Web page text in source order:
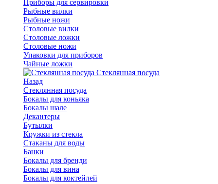
Приборы для сервировки
Рыбные вилки
Рыбные ножи
Столовые вилки
Столовые ложки
Столовые ножи
Упаковки для приборов
Чайные ложки
Стеклянная посуда
Назад
Стеклянная посуда
Бокалы для коньяка
Бокалы шале
Декантеры
Бутылки
Кружки из стекла
Стаканы для воды
Банки
Бокалы для бренди
Бокалы для вина
Бокалы для коктейлей